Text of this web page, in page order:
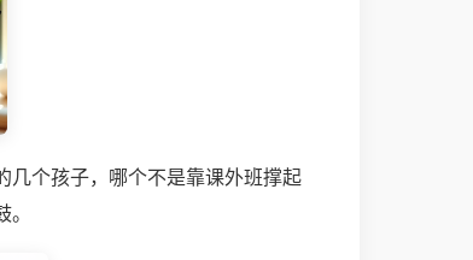
几个孩子，哪个不是靠课外班撑起